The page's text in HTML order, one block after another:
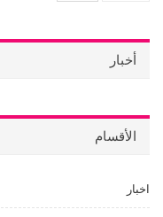
أخبار
الأقسام
اخبار